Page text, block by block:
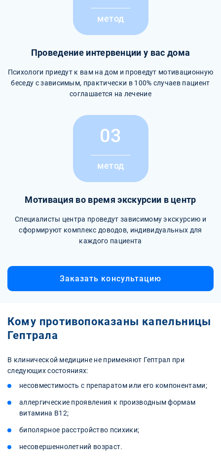
метод
Проведение интервенции у вас дома
Психологи приедут к вам на дом и проведут мотивационную
беседу с зависимым, практически в 100% случаев пациент
соглашается на лечение
03
метод
Мотивация во время экскурсии в центр
Специалисты центра проведут зависимому экскурсию и
сформируют комплекс доводов, индивидуальных для
каждого пациента
Заказать консультацию
Кому противопоказаны капельницы
Гептрала
В клинической медицине не применяют Гептрал при
следующих состояниях:
несовместимость с препаратом или его компонентами;
аллергические проявления к производным формам
витамина В12;
биполярное расстройство психики;
несовершеннолетний возраст.